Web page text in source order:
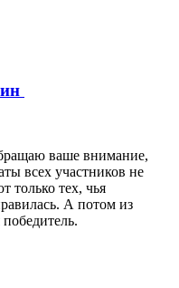
ваше внимание,
всех участников не
только тех, чья
А потом из